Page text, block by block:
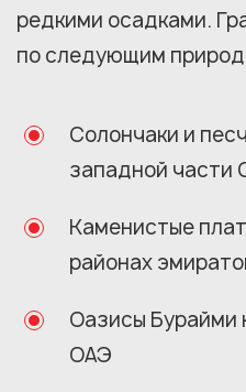
редкими осадками.
по следующим
Солончаки и
западной части
Каменистые
районах
Оазисы Бурайми
ОАЭ